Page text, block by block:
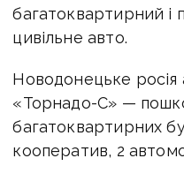
багатоквартирний і
цивільне авто.
Новодонецьке росія
«Торнадо-С» —
багатоквартирних
кооператив, 2